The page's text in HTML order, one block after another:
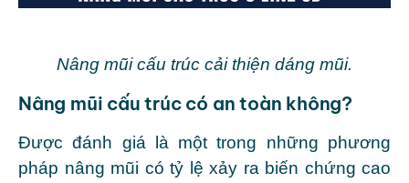
Nâng mũi cấu trúc cải thiện dáng mũi.
Nâng mũi cấu trúc có an toàn không?
Được đánh giá là một trong những phương
pháp nâng mũi có tỷ lệ xảy ra biến chứng cao